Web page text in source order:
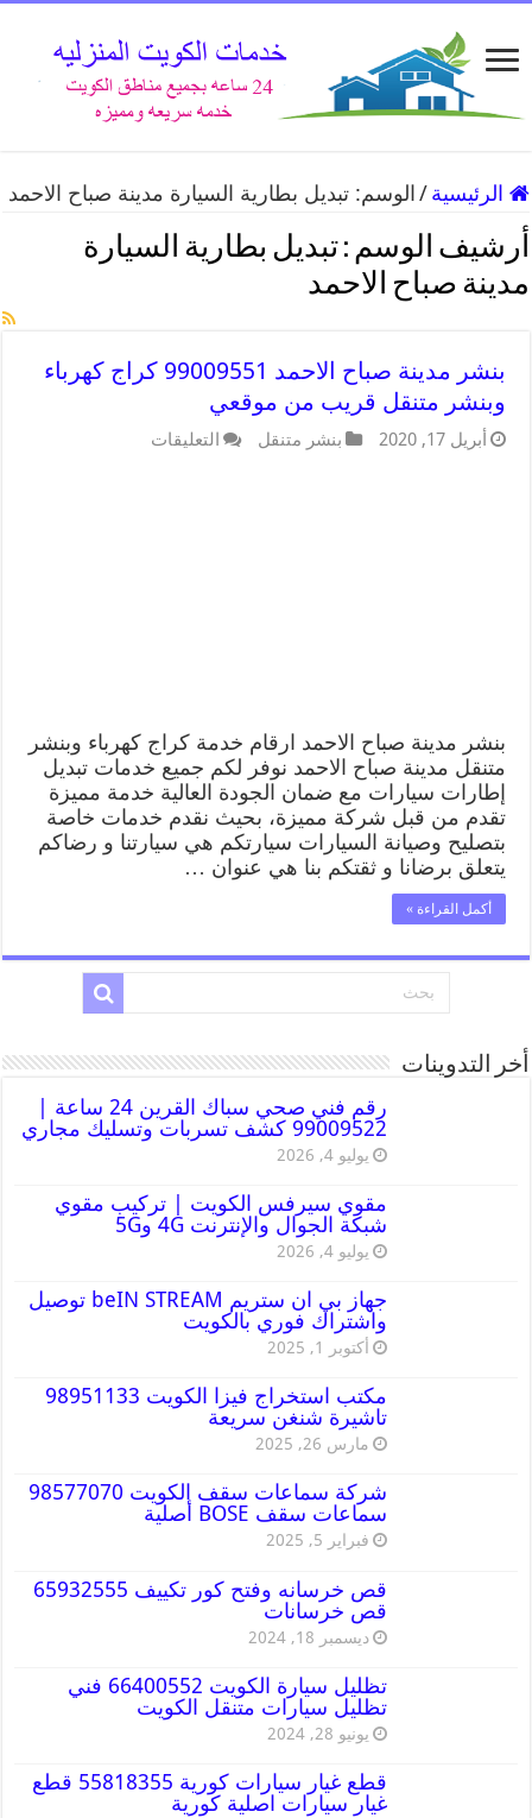
الرئيسية / الوسم:تبديل بطارية السيارة مدينة صباح الاحمد
أرشيف الوسم :تبديل بطارية السيارة
مدينة صباح الاحمد
بنشر مدينة صباح الاحمد 99009551 كراج كهرباء
وبنشر متنقل قريب من موقعي
أبريل 17, 2020 بنشر متنقل التعليقات
بنشر مدينة صباح الاحمد ارقام خدمة كراج كهرباء وبنشر
متنقل مدينة صباح الاحمد نوفر لكم جميع خدمات تبديل
إطارات سيارات مع ضمان الجودة العالية خدمة مميزة
تقدم من قبل شركة مميزة، بحيث نقدم خدمات خاصة
بتصليح وصيانة السيارات سيارتكم هي سيارتنا و رضاكم
يتعلق برضانا و ثقتكم بنا هي عنوان …
أكمل القراءة »
أخر التدوينات
رقم فني صحي سباك القرين 24 ساعة |
99009522 كشف تسربات وتسليك مجاري
يوليو 4, 2026
مقوي سيرفس الكويت | تركيب مقوي
شبكة الجوال والإنترنت 4G و5G
يوليو 4, 2026
جهاز بي ان ستريم beIN STREAM توصيل
واشتراك فوري بالكويت
أكتوبر 1, 2025
مكتب استخراج فيزا الكويت 98951133
تاشيرة شنغن سريعة
مارس 26, 2025
شركة سماعات سقف الكويت 98577070
سماعات سقف BOSE أصلية
فبراير 5, 2025
قص خرسانه وفتح كور تكييف 65932555
قص خرسانات
ديسمبر 18, 2024
تظليل سيارة الكويت 66400552 فني
تظليل سيارات متنقل الكويت
يونيو 28, 2024
قطع غيار سيارات كورية 55818355 قطع
غيار سيارات اصلية كورية